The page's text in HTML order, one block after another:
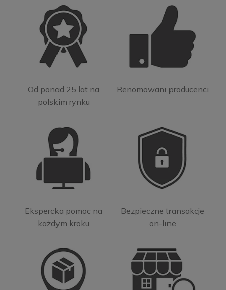
Od ponad 25 lat na
polskim rynku
Renomowani producenci
Ekspercka pomoc na
każdym kroku
Bezpieczne transakcje
on-line